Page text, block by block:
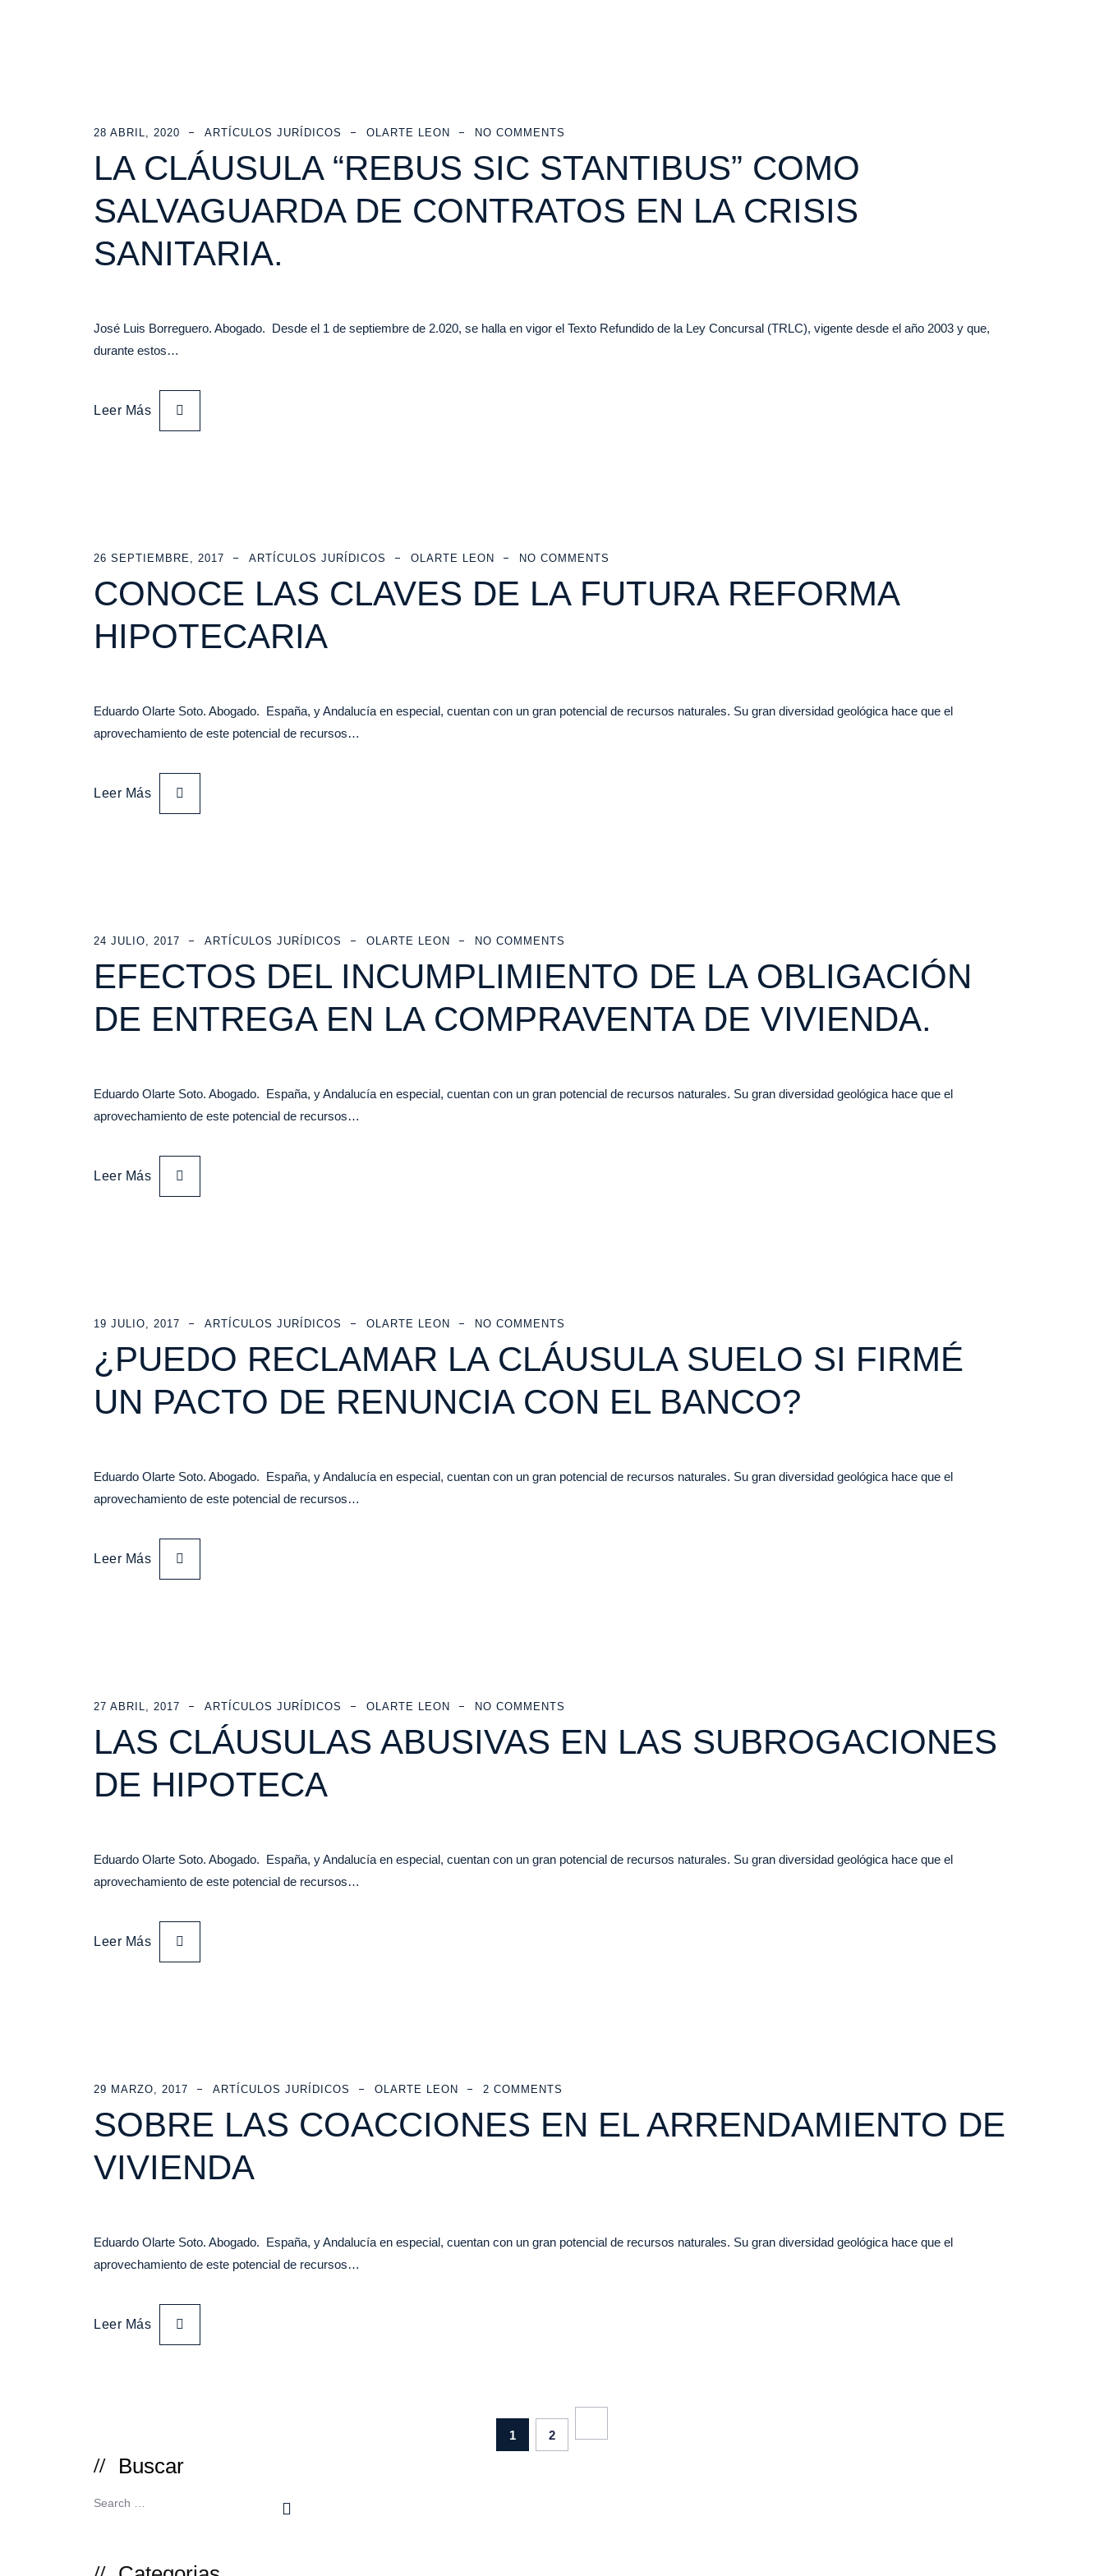
28 ABRIL, 2020 ARTÍCULOS JURÍDICOS OLARTE LEON NO COMMENTS
LA CLÁUSULA “REBUS SIC STANTIBUS” COMO
SALVAGUARDA DE CONTRATOS EN LA CRISIS
SANITARIA.
José Luis Borreguero. Abogado. Desde el 1 de septiembre de 2.020, se halla en vigor el Texto Refundido de la Ley Concursal (TRLC), vigente desde el año 2003 y que,
durante estos…
Leer Más
26 SEPTIEMBRE, 2017 ARTÍCULOS JURÍDICOS OLARTE LEON NO COMMENTS
CONOCE LAS CLAVES DE LA FUTURA REFORMA
HIPOTECARIA
Eduardo Olarte Soto. Abogado. España, y Andalucía en especial, cuentan con un gran potencial de recursos naturales. Su gran diversidad geológica hace que el
aprovechamiento de este potencial de recursos…
Leer Más
24 JULIO, 2017 ARTÍCULOS JURÍDICOS OLARTE LEON NO COMMENTS
EFECTOS DEL INCUMPLIMIENTO DE LA OBLIGACIÓN
DE ENTREGA EN LA COMPRAVENTA DE VIVIENDA.
Eduardo Olarte Soto. Abogado. España, y Andalucía en especial, cuentan con un gran potencial de recursos naturales. Su gran diversidad geológica hace que el
aprovechamiento de este potencial de recursos…
Leer Más
19 JULIO, 2017 ARTÍCULOS JURÍDICOS OLARTE LEON NO COMMENTS
¿PUEDO RECLAMAR LA CLÁUSULA SUELO SI FIRMÉ
UN PACTO DE RENUNCIA CON EL BANCO?
Eduardo Olarte Soto. Abogado. España, y Andalucía en especial, cuentan con un gran potencial de recursos naturales. Su gran diversidad geológica hace que el
aprovechamiento de este potencial de recursos…
Leer Más
27 ABRIL, 2017 ARTÍCULOS JURÍDICOS OLARTE LEON NO COMMENTS
LAS CLÁUSULAS ABUSIVAS EN LAS SUBROGACIONES
DE HIPOTECA
Eduardo Olarte Soto. Abogado. España, y Andalucía en especial, cuentan con un gran potencial de recursos naturales. Su gran diversidad geológica hace que el
aprovechamiento de este potencial de recursos…
Leer Más
29 MARZO, 2017 ARTÍCULOS JURÍDICOS OLARTE LEON 2 COMMENTS
SOBRE LAS COACCIONES EN EL ARRENDAMIENTO DE
VIVIENDA
Eduardo Olarte Soto. Abogado. España, y Andalucía en especial, cuentan con un gran potencial de recursos naturales. Su gran diversidad geológica hace que el
aprovechamiento de este potencial de recursos…
Leer Más
1 2
Buscar